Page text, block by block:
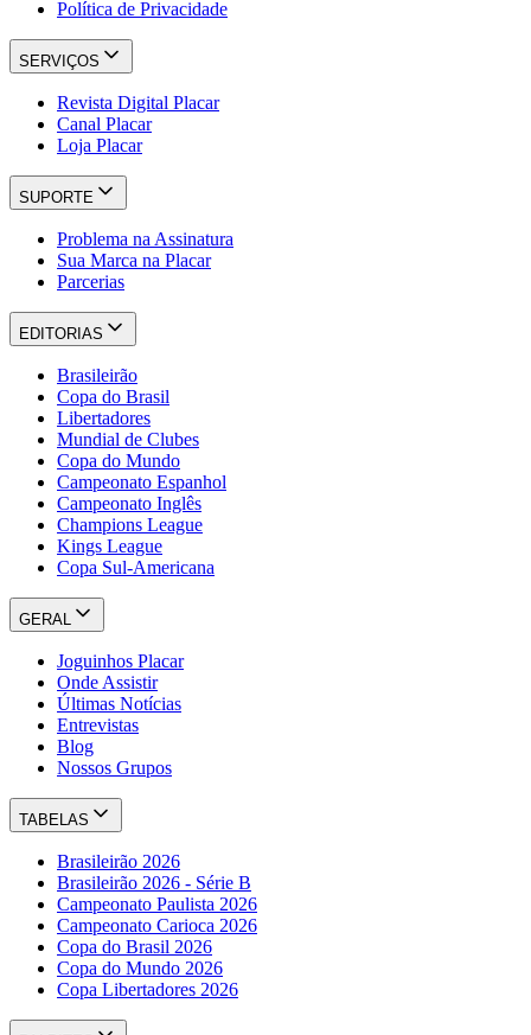
Política de Privacidade
SERVIÇOS
Revista Digital Placar
Canal Placar
Loja Placar
SUPORTE
Problema na Assinatura
Sua Marca na Placar
Parcerias
EDITORIAS
Brasileirão
Copa do Brasil
Libertadores
Mundial de Clubes
Copa do Mundo
Campeonato Espanhol
Campeonato Inglês
Champions League
Kings League
Copa Sul-Americana
GERAL
Joguinhos Placar
Onde Assistir
Últimas Notícias
Entrevistas
Blog
Nossos Grupos
TABELAS
Brasileirão 2026
Brasileirão 2026 - Série B
Campeonato Paulista 2026
Campeonato Carioca 2026
Copa do Brasil 2026
Copa do Mundo 2026
Copa Libertadores 2026